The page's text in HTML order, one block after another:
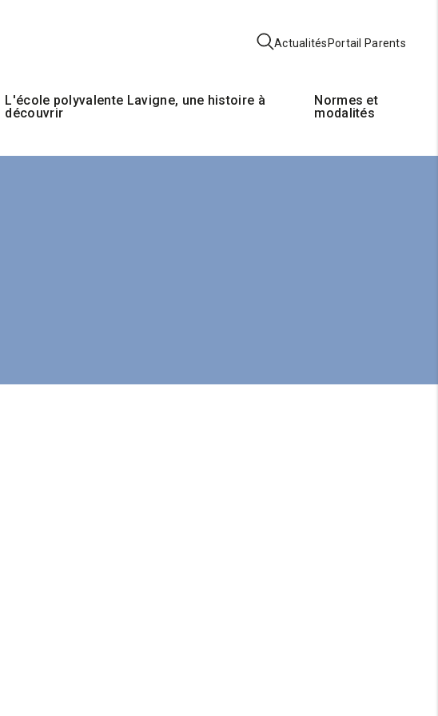
Actualités Portail Parents
L'école polyvalente Lavigne, une histoire à
découvrir
Normes et
modalités